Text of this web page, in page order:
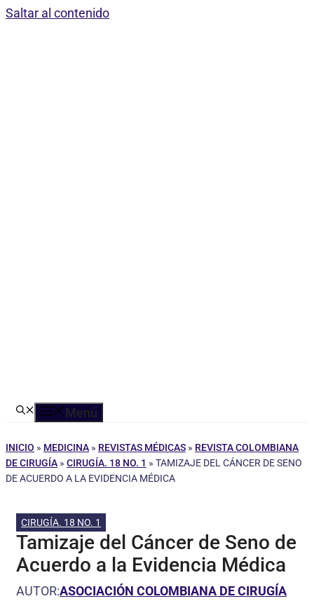
Saltar al contenido
Menú
INICIO » MEDICINA » REVISTAS MÉDICAS » REVISTA COLOMBIANA
DE CIRUGÍA » CIRUGÍA. 18 NO. 1 » TAMIZAJE DEL CÁNCER DE SENO
DE ACUERDO A LA EVIDENCIA MÉDICA
CIRUGÍA. 18 NO. 1
Tamizaje del Cáncer de Seno de
Acuerdo a la Evidencia Médica
AUTOR:ASOCIACIÓN COLOMBIANA DE CIRUGÍA